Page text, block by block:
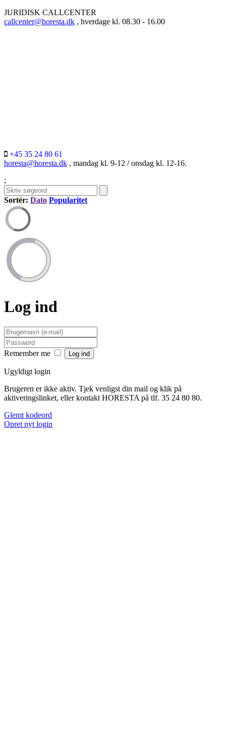
JURIDISK CALLCENTER
callcenter@horesta.dk , hverdage kl. 08.30 - 16.00
+45 35 24 80 61
horesta@horesta.dk , mandag kl. 9-12 / onsdag kl. 12-16.
;
Sortér: Dato Popularitet
Log ind
Remember me
Ugyldigt login
Brugeren er ikke aktiv. Tjek venligst din mail og klik på
aktiveringslinket, eller kontakt HORESTA på tlf. 35 24 80 80.
Glemt kodeord
Opret nyt login